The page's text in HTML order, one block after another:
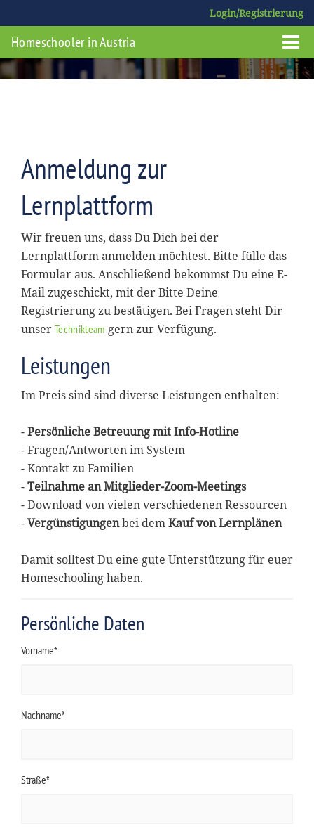
Login/Registrierung
Homeschooler in Austria
Anmeldung zur
Lernplattform
Wir freuen uns, dass Du Dich bei der
Lernplattform anmelden möchtest. Bitte fülle das
Formular aus. Anschließend bekommst Du eine E-
Mail zugeschickt, mit der Bitte Deine
Registrierung zu bestätigen. Bei Fragen steht Dir
unser Technikteam gern zur Verfügung.
Leistungen
Im Preis sind sind diverse Leistungen enthalten:
-Persönliche Betreuung mit Info-Hotline
- Fragen/Antworten im System
- Kontakt zu Familien
-Teilnahme an Mitglieder-Zoom-Meetings
- Download von vielen verschiedenen Ressourcen
-Vergünstigungenbei demKauf von Lernplänen
Damit solltest Du eine gute Unterstützung für euer
Homeschooling haben.
Persönliche Daten
Vorname*
Nachname*
Straße*